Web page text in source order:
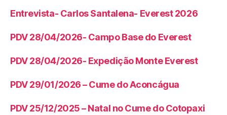
Entrevista- Carlos Santalena- Everest 2026
PDV 28/04/2026- Campo Base do Everest
PDV 28/04/2026- Expedição Monte Everest
PDV 29/01/2026 – Cume do Aconcágua
PDV 25/12/2025 – Natal no Cume do Cotopaxi